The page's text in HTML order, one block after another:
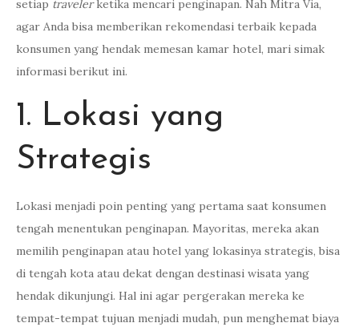
setiap travelerketika mencari penginapan. Nah Mitra Via,
agar Anda bisa memberikan rekomendasi terbaik kepada
konsumen yang hendak memesan kamar hotel, mari simak
informasi berikut ini.
1. Lokasi yang
Strategis
Lokasi menjadi poin penting yang pertama saat konsumen
tengah menentukan penginapan. Mayoritas, mereka akan
memilih penginapan atau hotel yang lokasinya strategis, bisa
di tengah kota atau dekat dengan destinasi wisata yang
hendak dikunjungi. Hal ini agar pergerakan mereka ke
tempat-tempat tujuan menjadi mudah, pun menghemat biaya